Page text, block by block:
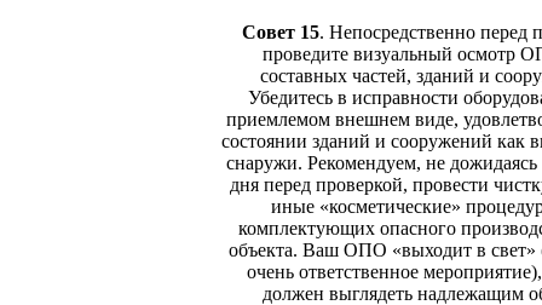
Совет 15. Непосредственно перед
проведите визуальный осмотр
составных частей, зданий и
Убедитесь в исправности
приемлемом внешнем виде,
состоянии зданий и сооружений как
снаружи. Рекомендуем, не дожидаясь
дня перед проверкой, провести
иные «косметические»
комплектующих опасного
объекта. Ваш ОПО «выходит в свет»
очень ответственное
должен выглядеть надлежащим